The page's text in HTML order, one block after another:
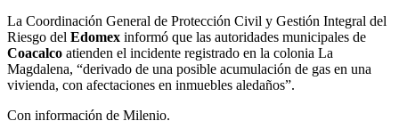
La Coordinación General de Protección Civil y Gestión Integral del
Riesgo del Edomex informó que las autoridades municipales de
Coacalco atienden el incidente registrado en la colonia La
Magdalena, “derivado de una posible acumulación de gas en una
vivienda, con afectaciones en inmuebles aledaños”.
Con información de Milenio.